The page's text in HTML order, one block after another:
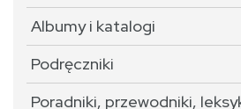
Albumy i katalogi
Podręczniki
Poradniki, przewodniki,